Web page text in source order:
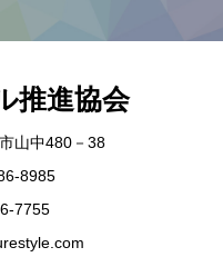
推進協会
山中480－38
8985
7755